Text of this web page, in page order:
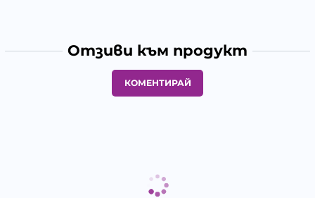
Отзиви към продукт
КОМЕНТИРАЙ